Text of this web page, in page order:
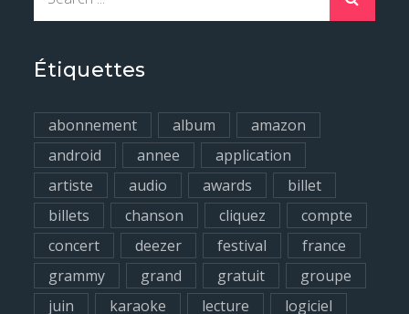
r
h
f
o
Étiquettes
abonnement album
amazon
android
annee
application
artiste
audio awards
billet
billets
chanson cliquez
compte
concert
deezer festival
france
grammy
grand gratuit
groupe
juin
karaoke lecture
logiciel